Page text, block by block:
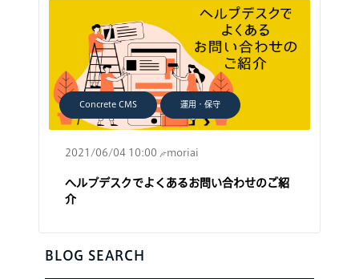
Concrete CMS 運用・保守
2021/06/04 10:00 moriai
ヘルプデスクでよくあるお問い合わせのご紹
介
BLOG SEARCH